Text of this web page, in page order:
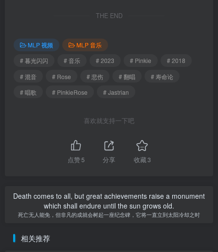
THE END
MLP 视频
MLP 音乐
# 暮光闪闪
# 音乐 # 2023 # Pinkie
# 2018
# 混音
# Rose # 悲伤 # 翻唱
# 寿命论
# 唱歌
# PinkieRose # Jastrian
喜欢就支持一下吧
点赞5 分享 收藏3
Death comes to all, but great achievements raise a monument
which shall endure until the sun grows old.
死亡无人能免，但非凡的成就会树起一座纪念碑，它将一直立到太阳冷却之时
相关推荐